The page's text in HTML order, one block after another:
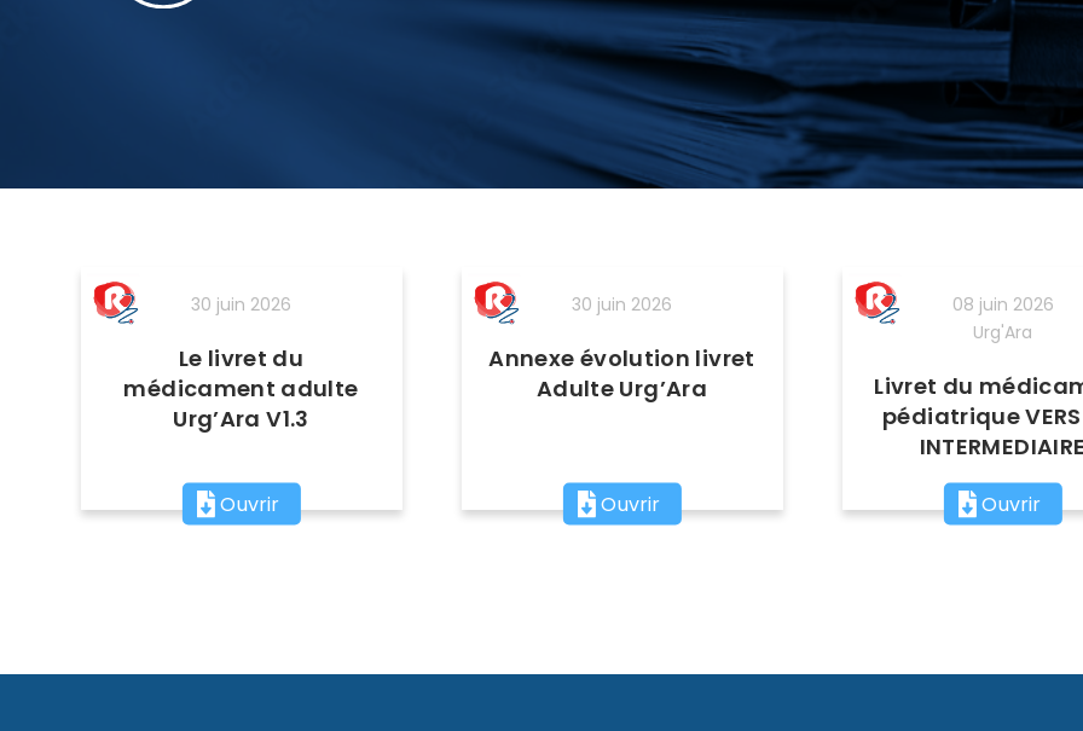
30 juin 2026
Le livret du
médicament adulte
Urg’Ara V1.3
Ouvrir
30 juin 2026
Annexe évolution livret
Adulte Urg’Ara
Ouvrir
08 juin 2026
Urg'Ara
Livret du
pédiatrique
Ouvrir